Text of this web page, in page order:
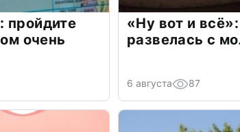
пройдите
очень
«Ну вот и
развелась с
6 августа 87